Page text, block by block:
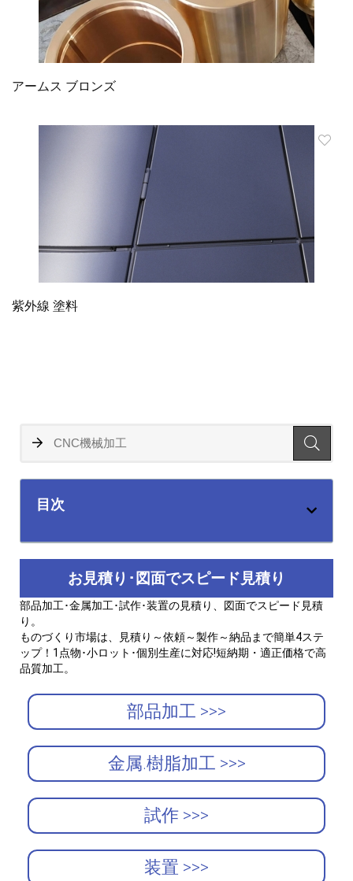
アームス ブロンズ
紫外線 塗料
目次
お見積り･図面でスピード見積り
部品加工･金属加工･試作･装置の見積り、図面でスピード見積
り。
ものづくり市場は、見積り～依頼～製作～納品まで簡単4ステ
ップ！1点物･小ロット･個別生産に対応!短納期・適正価格で高
品質加工。
部品加工 >>>
金属.樹脂加工 >>>
試作 >>>
装置 >>>